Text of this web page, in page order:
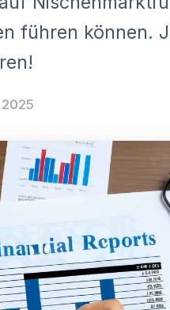
führen können.